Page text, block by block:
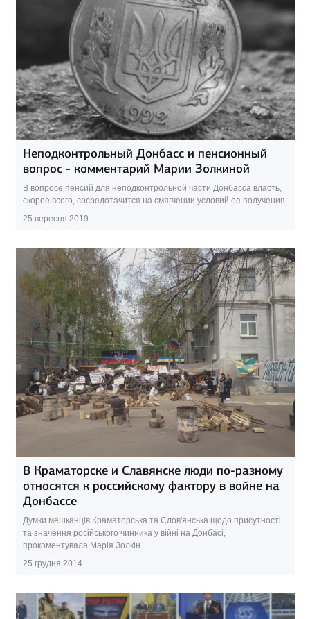
Неподконтрольный Донбасс и пенсионный
вопрос - комментарий Марии Золкиной
В вопросе пенсий для неподконтрольной части Донбасса власть,
скорее всего, сосредотачится на смягчении условий ее получения.
25 вересня 2019
В Краматорске и Славянске люди по-разному
относятся к российскому фактору в войне на
Донбассе
Думки мешканців Краматорська та Слов'янська щодо присутності
та значення російського чинника у війні на Донбасі,
прокоментувала Марія Золкін...
25 грудня 2014